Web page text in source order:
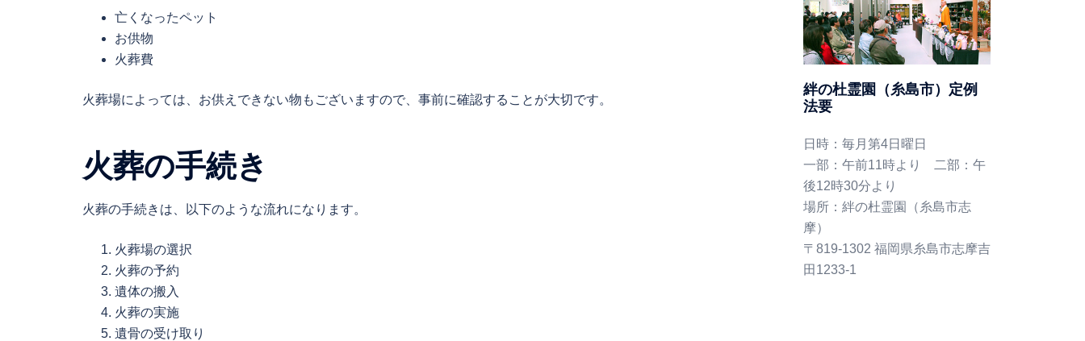
亡くなったペット
お供物
火葬費
火葬場によっては、お供えできない物もございますので、事前に確認することが大切です。
火葬の手続き
火葬の手続きは、以下のような流れになります。
火葬場の選択
火葬の予約
遺体の搬入
火葬の実施
遺骨の受け取り
絆の杜霊園（糸島市）定例
法要
日時：毎月第4日曜日
一部：午前11時より 二部：午
後12時30分より
場所：絆の杜霊園（糸島市志
摩）
〒819-1302 福岡県糸島市志摩吉
田1233-1